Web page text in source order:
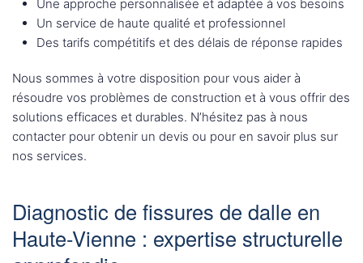
Une approche personnalisée et adaptée à vos besoins
Un service de haute qualité et professionnel
Des tarifs compétitifs et des délais de réponse rapides
Nous sommes à votre disposition pour vous aider à
résoudre vos problèmes de construction et à vous offrir des
solutions efficaces et durables. N’hésitez pas à nous
contacter pour obtenir un devis ou pour en savoir plus sur
nos services.
Diagnostic de fissures de dalle en
Haute-Vienne : expertise structurelle